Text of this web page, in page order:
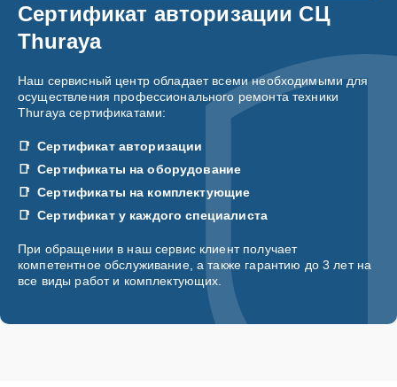
Сертификат авторизации СЦ
Thuraya
Наш сервисный центр обладает всеми необходимыми для
осуществления профессионального ремонта техники
Thuraya сертификатами:
Сертификат авторизации
Сертификаты на оборудование
Сертификаты на комплектующие
Сертификат у каждого специалиста
При обращении в наш сервис клиент получает
компетентное обслуживание, а также гарантию до 3 лет на
все виды работ и комплектующих.